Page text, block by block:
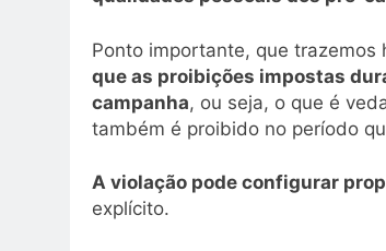
Ponto importante, que trazemos
que as proibições impostas
campanha, ou seja, o que é
também é proibido no período
A violação pode configurar
explícito.